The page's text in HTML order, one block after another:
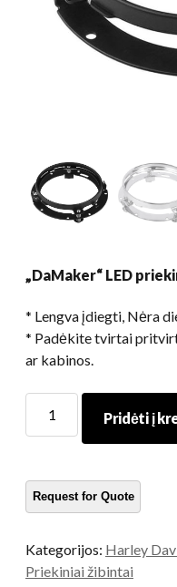
„DaMaker“ LED
* Lengva įdiegti, Nėra
* Padėkite tvirtai
ar kabinos.
LED
kiekis
Pridėti į
Kategorijos: Harley
Priekiniai žibintai